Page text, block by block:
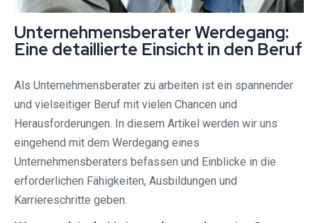
Unternehmensberater Werdegang:
Eine detaillierte Einsicht in den Beruf
Als Unternehmensberater zu arbeiten ist ein spannender
und vielseitiger Beruf mit vielen Chancen und
Herausforderungen. In diesem Artikel werden wir uns
eingehend mit dem Werdegang eines
Unternehmensberaters befassen und Einblicke in die
erforderlichen Fähigkeiten, Ausbildungen und
Karriereschritte geben.